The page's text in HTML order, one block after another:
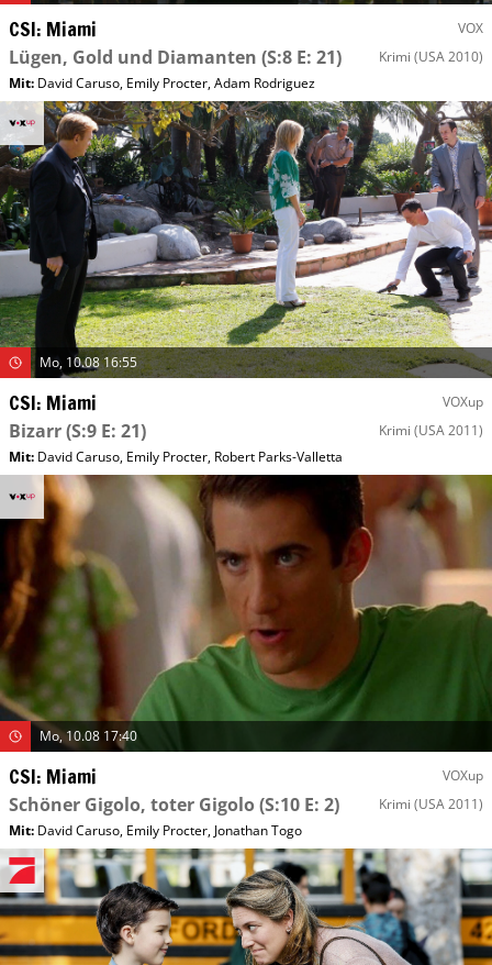
CSI: Miami VOX
Lügen, Gold und Diamanten (S:8 E: 21) Krimi (USA 2010)
Mit: David Caruso, Emily Procter,Adam Rodriguez
Mo, 10.08 16:55
CSI: Miami VOXup
Bizarr(S:9 E: 21) Krimi (USA 2011)
Mit: David Caruso, Emily Procter, Robert Parks-Valletta
Mo, 10.08 17:40
CSI: Miami VOXup
Schöner Gigolo, toter Gigolo(S:10 E: 2) Krimi (USA 2011)
Mit: David Caruso, Emily Procter, Jonathan Togo